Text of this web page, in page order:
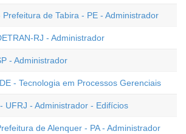
de Tabira - PE - Administrador
RJ - Administrador
- Administrador
- Tecnologia em Processos Gerenciais
UFRJ - Administrador - Edifícios
de Alenquer - PA - Administrador